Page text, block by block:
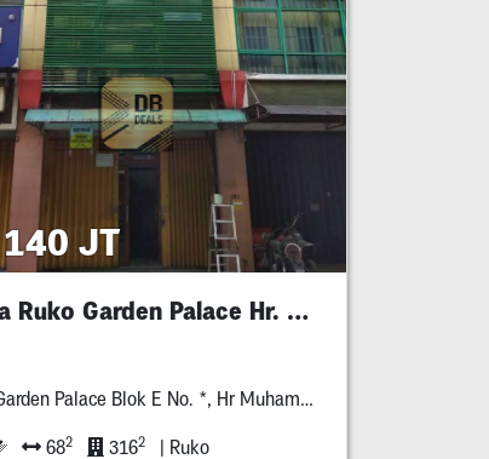
JT
Sewa Ruko Garden Palace Hr. Muhammad
Ruko Garden Palace Blok E No. *, Hr Muhammad, Surabaya Barat
682 3162 | Ruko